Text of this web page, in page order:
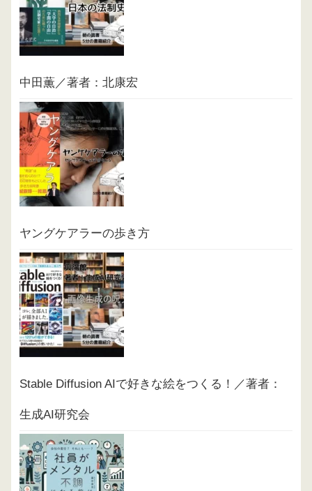
中田薫／著者：北康宏
ヤングケアラーの歩き方
Stable Diffusion AIで好きな絵をつくる！／著者：
生成AI研究会